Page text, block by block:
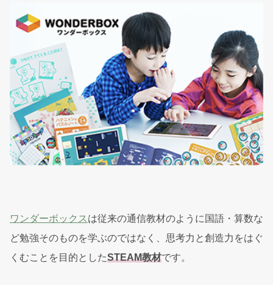
ワンダーボックス は従来の通信教材のように国語・算数な
ど勉強そのものを学ぶのではなく、思考力と創造力をはぐ
くむことを目的としたSTEAM教材です。